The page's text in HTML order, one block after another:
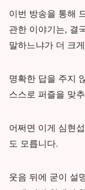
이번 방송을 통해
관한 이야기는, 결
말하느냐가 더 크
명확한 답을 주지
스스로 퍼즐을 맞
어쩌면 이게 심현
도 모릅니다.
웃음 뒤에 굳이 설